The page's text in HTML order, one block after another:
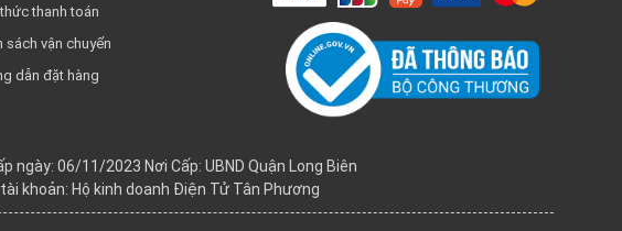
thanh toán
sách vận chuyển
dẫn đặt hàng
ngày: 06/11/2023 Nơi Cấp: UBND Quận Long Biên
khoản: Hộ kinh doanh Điện Tử Tân Phương